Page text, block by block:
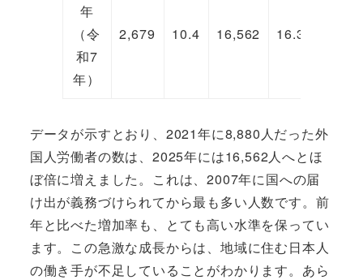
年
（令
和7
年）
2,679 10.4 16,562 16.3
データが示すとおり、2021年に8,880人だった外
国人労働者の数は、2025年には16,562人へとほ
ぼ倍に増えました。これは、2007年に国への届
け出が義務づけられてから最も多い人数です。前
年と比べた増加率も、とても高い水準を保ってい
ます。この急激な成長からは、地域に住む日本人
の働き手が不足していることがわかります。あら